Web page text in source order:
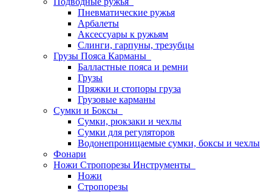
Пневматические ружья
Арбалеты
Аксессуары к ружьям
Слинги, гарпуны, трезубцы
Грузы Пояса Карманы
Балластные пояса и ремни
Грузы
Пряжки и стопоры груза
Грузовые карманы
Сумки и Боксы
Сумки, рюкзаки и чехлы
Сумки для регуляторов
Водонепроницаемые сумки, боксы и чехлы
Фонари
Ножи Стропорезы Инструменты
Ножи
Стропорезы